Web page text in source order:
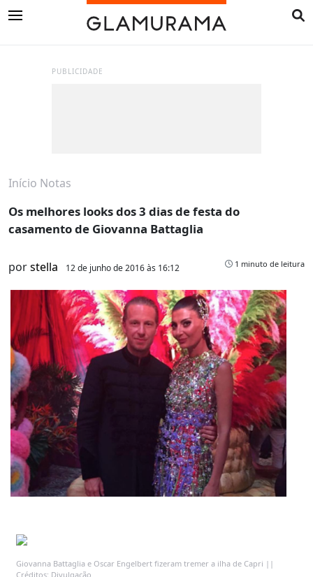
PUBLICIDADE
Início Notas
Os melhores looks dos 3 dias de festa do
casamento de Giovanna Battaglia
porstella 12 de junho de 2016 às 16:12 1 minuto de leitura
Giovanna Battaglia e Oscar Engelbert fizeram tremer a ilha de Capri ||
Créditos: Divulgação